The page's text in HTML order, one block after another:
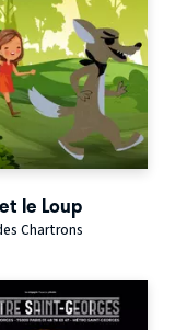
le Loup
Chartrons